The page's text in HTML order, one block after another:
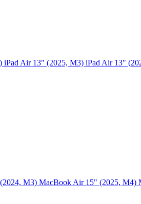
iPad Air 13" (2025, M3) iPad Air 13"
M3) MacBook Air 15" (2025, M4)